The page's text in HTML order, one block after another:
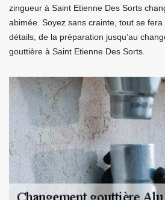
zingueur à Saint Etienne Des Sorts
abimée. Soyez sans crainte, tout se
détails, de la préparation jusqu’au
gouttière à Saint Etienne Des Sorts.